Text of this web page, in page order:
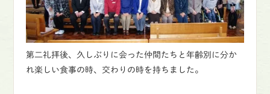
第二礼拝後、久しぶりに会った仲間たちと年齢別に分か
れ楽しい食事の時、交わりの時を持ちました。